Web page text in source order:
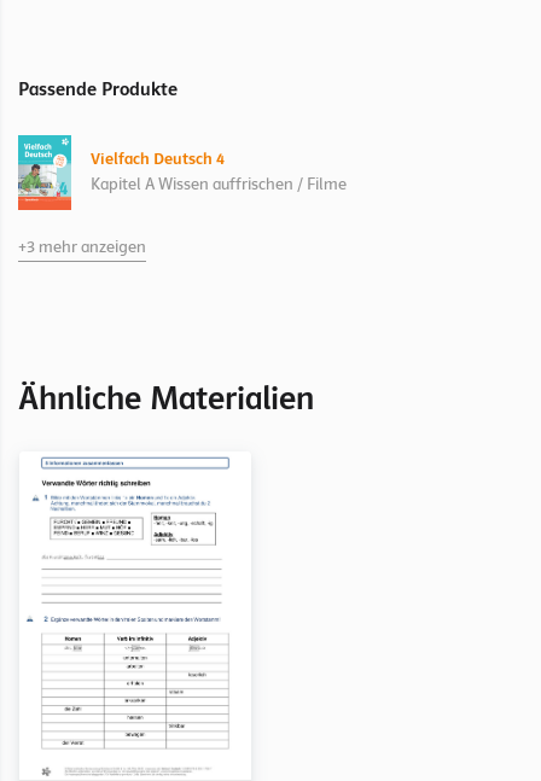
Passende Produkte
Vielfach Deutsch 4
Kapitel A Wissen auffrischen / Filme
Kapitel Filme
+3 mehr anzeigen
Ähnliche Materialien